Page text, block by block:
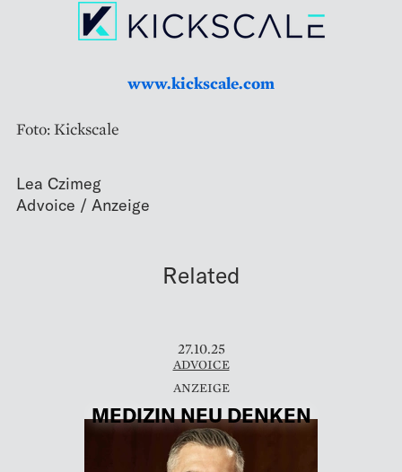
www.kickscale.com
Foto: Kickscale
Lea Czimeg
Related
27.10.25
ADVOICE
MEDIZIN NEU DENKEN